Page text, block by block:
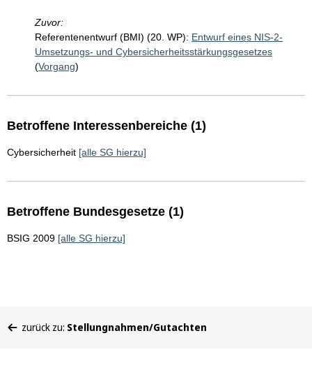
Zuvor:
Referentenentwurf (BMI) (20. WP): Entwurf eines NIS-2-
Umsetzungs- und Cybersicherheitsstärkungsgesetzes
(Vorgang)
Betroffene Interessenbereiche (1)
Cybersicherheit [alle SG hierzu]
Betroffene Bundesgesetze (1)
BSIG 2009 [alle SG hierzu]
befinden
zurück zu: Stellungnahmen/Gutachten